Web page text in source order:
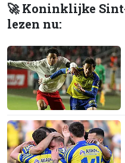
🚀 Koninklijke
lezen nu: